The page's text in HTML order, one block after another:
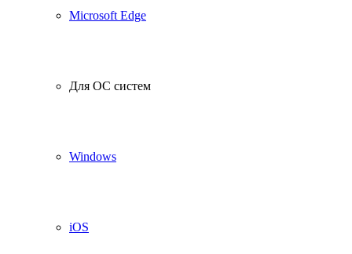
Microsoft Edge
Для ОС систем
Windows
iOS